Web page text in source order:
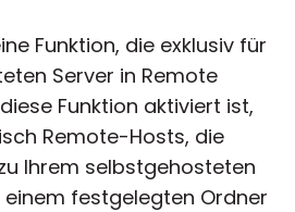
Funktion, die exklusiv für
Server in Remote
Funktion aktiviert ist,
Remote-Hosts, die
Ihrem selbstgehosteten
einem festgelegten Ordner